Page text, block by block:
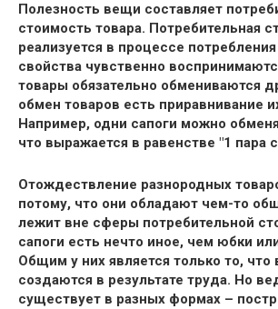
Полезность вещи составляет
стоимость товара. Потребительная
реализуется в процессе
свойства чувственно
товары обязательно обмениваются
обмен товаров есть приравнивание
Например, одни сапоги можно
что выражается в равенстве "1 пара
Отождествление разнородных
потому, что они обладают чем-то
лежит вне сферы потребительной
сапоги есть нечто иное, чем юбки
Общим у них является только то, что
создаются в результате труда. Но
существует в разных формах –